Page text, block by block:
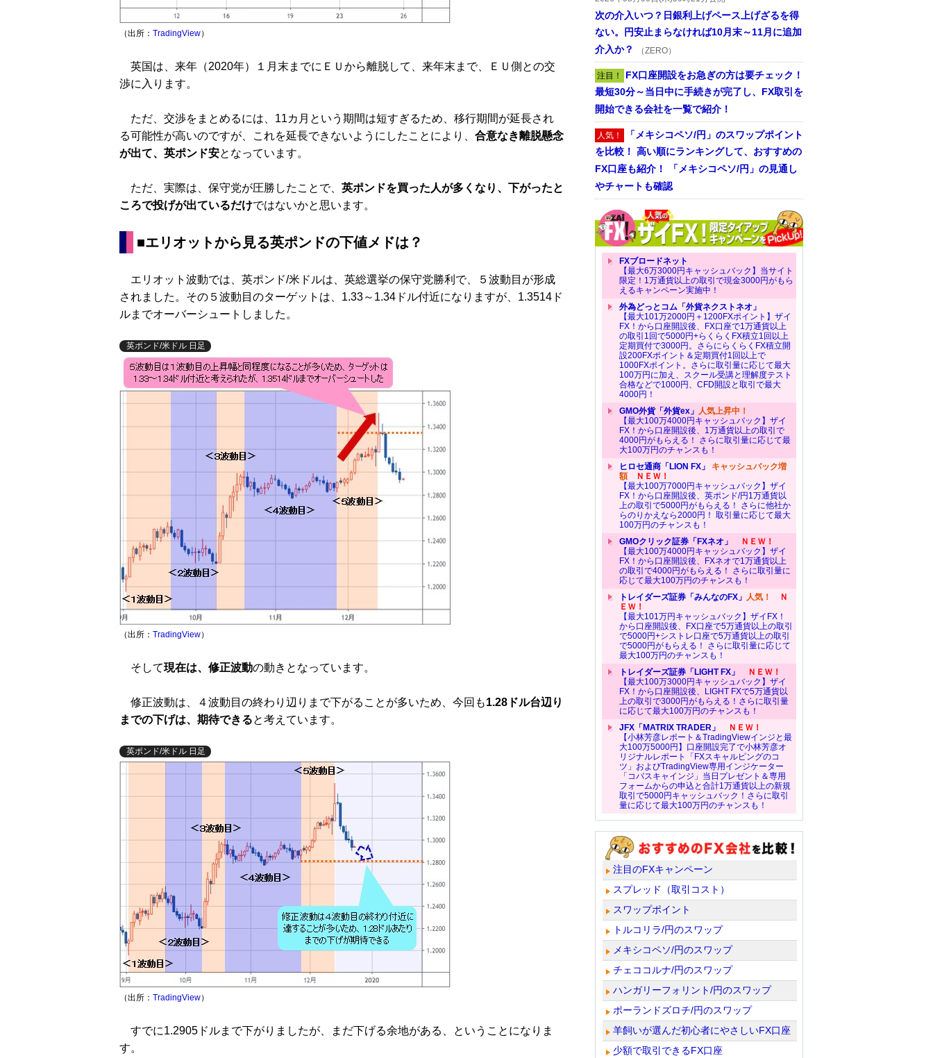
（出所： TradingView）
英国は、来年（2020年）１月末までにＥＵから離脱して、来年末まで、ＥＵ側との交
渉に入ります。
ただ、交渉をまとめるには、11カ月という期間は短すぎるため、移行期間が延長され
る可能性が高いのですが、これを延長できないようにしたことにより、 合意なき離脱懸念
が出て、英ポンド安となっています。
ただ、実際は、保守党が圧勝したことで、 英ポンドを買った人が多くなり、下がったと
ころで投げが出ているだけではないかと思います。
■エリオットから見る英ポンドの下値メドは？
エリオット波動では、英ポンド/米ドルは、英総選挙の保守党勝利で、５波動目が形成
されました。その５波動目のターゲットは、1.33～1.34ドル付近になりますが、1.3514ド
ルまでオーバーシュートしました。
英ポンド/米ドル 日足
（出所： TradingView）
そして現在は、修正波動の動きとなっています。
修正波動は、４波動目の終わり辺りまで下がることが多いため、今回も1.28ドル台辺り
までの下げは、期待できると考えています。
英ポンド/米ドル 日足
（出所： TradingView）
すでに1.2905ドルまで下がりましたが、まだ下げる余地がある、ということになりま
す。
次の介入いつ？日銀利上げペース上げざるを得
ない。円安止まらなければ10月末～11月に追加
介入か？
（ZERO）
注目！ FX口座開設をお急ぎの方は要チェック！
最短30分～当日中に手続きが完了し、FX取引を
開始できる会社を一覧で紹介！
人気！ 「メキシコペソ/円」のスワップポイント
を比較！ 高い順にランキングして、おすすめの
FX口座も紹介！ 「メキシコペソ/円」の見通し
やチャートも確認
FXブロードネット
【最大6万3000円キャッシュバック】当サイト
限定！1万通貨以上の取引で現金3000円がもら
えるキャンペーン実施中！
外為どっとコム「外貨ネクストネオ」
【最大101万2000円＋1200FXポイント】ザイ
FX！から口座開設後、FX口座で1万通貨以上
の取引1回で5000円+らくらくFX積立1回以上
定期買付で3000円。さらにらくらくFX積立開
設200FXポイント＆定期買付1回以上で
1000FXポイント。さらに取引量に応じて最大
100万円に加え、スクール受講と理解度テスト
合格などで1000円、CFD開設と取引で最大
4000円！
GMO外貨「外貨ex」 人気上昇中！
【最大100万4000円キャッシュバック】ザイ
FX！から口座開設後、1万通貨以上の取引で
4000円がもらえる！ さらに取引量に応じて最
大100万円のチャンスも！
ヒロセ通商「LION FX」 キャッシュバック増
額ＮＥＷ！
【最大100万7000円キャッシュバック】ザイ
FX！から口座開設後、英ポンド/円1万通貨以
上の取引で5000円がもらえる！ さらに他社か
らのりかえなら2000円！ 取引量に応じて最大
100万円のチャンスも！
GMOクリック証券「FXネオ」
ＮＥＷ！
【最大100万4000円キャッシュバック】ザイ
FX！から口座開設後、FXネオで1万通貨以上
の取引で4000円がもらえる！ さらに取引量に
応じて最大100万円のチャンスも！
トレイダーズ証券「みんなのFX」 人気！
Ｎ
ＥＷ！
【最大101万円キャッシュバック】ザイFX！
から口座開設後、FX口座で5万通貨以上の取引
で5000円+シストレ口座で5万通貨以上の取引
で5000円がもらえる！ さらに取引量に応じて
最大100万円のチャンスも！
トレイダーズ証券「LIGHT FX」
ＮＥＷ！
【最大100万3000円キャッシュバック】ザイ
FX！から口座開設後、LIGHT FXで5万通貨以
上の取引で3000円がもらえる！さらに取引量
に応じて最大100万円のチャンスも！
JFX「MATRIX TRADER」
ＮＥＷ！
【小林芳彦レポート＆TradingViewインジと最
大100万5000円】口座開設完了で小林芳彦オ
リジナルレポート「FXスキャルピングのコ
ツ」およびTradingView専用インジケーター
「コバスキャインジ」当日プレゼント＆専用
フォームからの申込と合計1万通貨以上の新規
取引で5000円キャッシュバック！さらに取引
量に応じて最大100万円のチャンスも！
注目のFXキャンペーン
スプレッド（取引コスト）
スワップポイント
トルコリラ/円のスワップ
メキシコペソ/円のスワップ
チェココルナ/円のスワップ
ハンガリーフォリント/円のスワップ
ポーランドズロチ/円のスワップ
羊飼いが選んだ初心者にやさしいFX口座
少額で取引できるFX口座